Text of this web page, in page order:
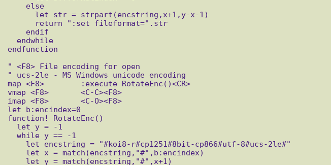
endfunction
" <F8> File encoding for open
" ucs-2le - MS Windows unicode encoding
map <F8>	:execute RotateEnc()<CR>
vmap <F8>	<C-C><F8>
imap <F8>	<C-O><F8>
let b:encindex=0
function! RotateEnc()